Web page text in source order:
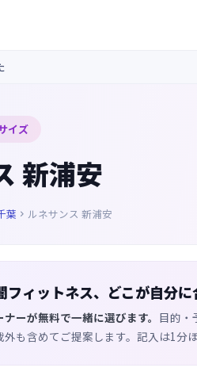
イズ
新浦安
葉  ルネサンス 新浦安
フィットネス、どこが自分に
ーが無料で一緒に選びます。 目的・
も含めてご提案します。記入は1分